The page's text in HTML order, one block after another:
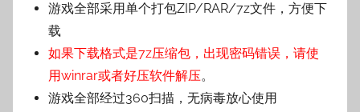
游戏全部采用单个打包ZIP/RAR/7z文件，方便下
载
如果下载格式是7z压缩包，出现密码错误，请使
用winrar或者好压软件解压。
游戏全部经过360扫描，无病毒放心使用